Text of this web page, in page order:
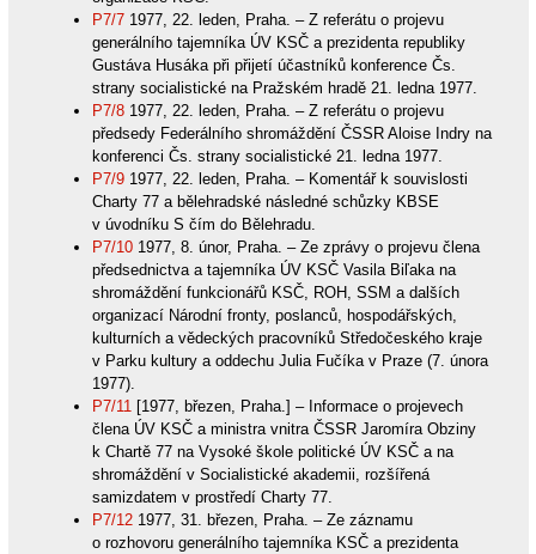
P7/71977, 22. leden, Praha. – Z referátu o projevu
generálního tajemníka ÚV KSČ a prezidenta republiky
Gustáva Husáka při přijetí účastníků konference Čs.
strany socialistické na Pražském hradě 21. ledna 1977.
P7/81977, 22. leden, Praha. – Z referátu o projevu
předsedy Federálního shromáždění ČSSR Aloise Indry na
konferenci Čs. strany socialistické 21. ledna 1977.
P7/91977, 22. leden, Praha. – Komentář k souvislosti
Charty 77 a bělehradské následné schůzky KBSE
v úvodníku S čím do Bělehradu.
P7/101977, 8. únor, Praha. – Ze zprávy o projevu člena
předsednictva a tajemníka ÚV KSČ Vasila Biľaka na
shromáždění funkcionářů KSČ, ROH, SSM a dalších
organizací Národní fronty, poslanců, hospodářských,
kulturních a vědeckých pracovníků Středočeského kraje
v Parku kultury a oddechu Julia Fučíka v Praze (7. února
1977).
P7/11 [1977, březen, Praha.] – Informace o projevech
člena ÚV KSČ a ministra vnitra ČSSR Jaromíra Obziny
k Chartě 77 na Vysoké škole politické ÚV KSČ a na
shromáždění v Socialistické akademii, rozšířená
samizdatem v prostředí Charty 77.
P7/121977, 31. březen, Praha. – Ze záznamu
o rozhovoru generálního tajemníka KSČ a prezidenta